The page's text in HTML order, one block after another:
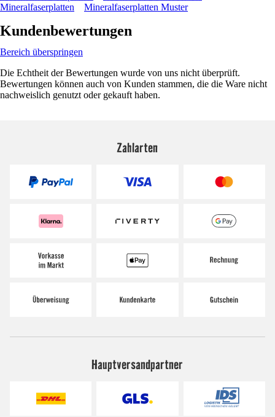
Mineralfaserplatten
Mineralfaserplatten Muster
Kundenbewertungen
Bereich überspringen
Die Echtheit der Bewertungen wurde von uns nicht überprüft.
Bewertungen können auch von Kunden stammen, die die Ware nicht
nachweislich genutzt oder gekauft haben.
Zahlarten
Hauptversandpartner